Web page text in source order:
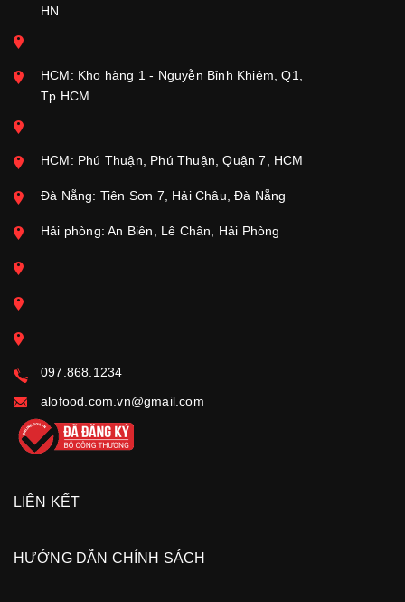
HN
HCM: Kho hàng 1 - Nguyễn Bỉnh Khiêm, Q1,
Tp.HCM
HCM: Phú Thuận, Phú Thuận, Quận 7, HCM
Đà Nẵng: Tiên Sơn 7, Hải Châu, Đà Nẵng
Hải phòng: An Biên, Lê Chân, Hải Phòng
097.868.1234
alofood.com.vn@gmail.com
LIÊN KẾT
HƯỚNG DẪN CHÍNH SÁCH